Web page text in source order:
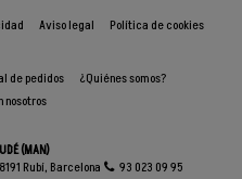
Aviso legal Política de cookies
de pedidos
¿Quiénes somos?
nosotros
(MAN)
Rubí, Barcelona
93 023 09 95